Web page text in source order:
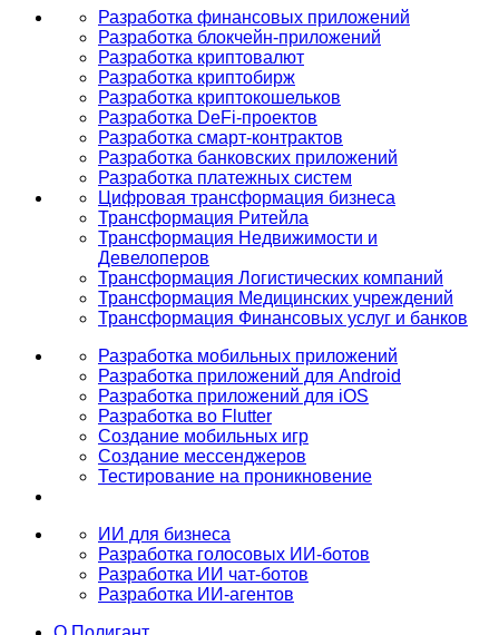
Разработка финансовых приложений
Разработка блокчейн-приложений
Разработка криптовалют
Разработка криптобирж
Разработка криптокошельков
Разработка DeFi-проектов
Разработка смарт-контрактов
Разработка банковских приложений
Разработка платежных систем
Цифровая трансформация бизнеса
Трансформация Ритейла
Трансформация Недвижимости и
Девелоперов
Трансформация Логистических компаний
Трансформация Медицинских учреждений
Трансформация Финансовых услуг и банков
Разработка мобильных приложений
Разработка приложений для Android
Разработка приложений для iOS
Разработка во Flutter
Создание мобильных игр
Создание мессенджеров
Тестирование на проникновение
ИИ для бизнеса
Разработка голосовых ИИ-ботов
Разработка ИИ чат-ботов
Разработка ИИ-агентов